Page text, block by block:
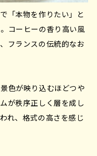
「本物を作りたい」と
コーヒーの香り高い風
フランスの伝統的なお
色が映り込むほどつや
が秩序正しく層を成し
れ、格式の高さを感じ